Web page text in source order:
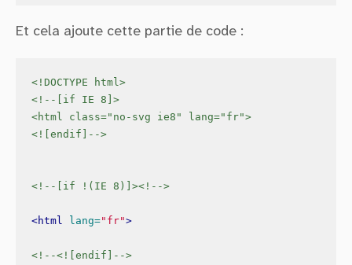
Et cela ajoute cette partie de code :
<!DOCTYPE html>
<!--[if IE 8]>
<html class="no-svg ie8" lang="fr">
<![endif]-->
<!--[if !(IE 8)]><!-->
<html lang="fr">
<!--<![endif]-->